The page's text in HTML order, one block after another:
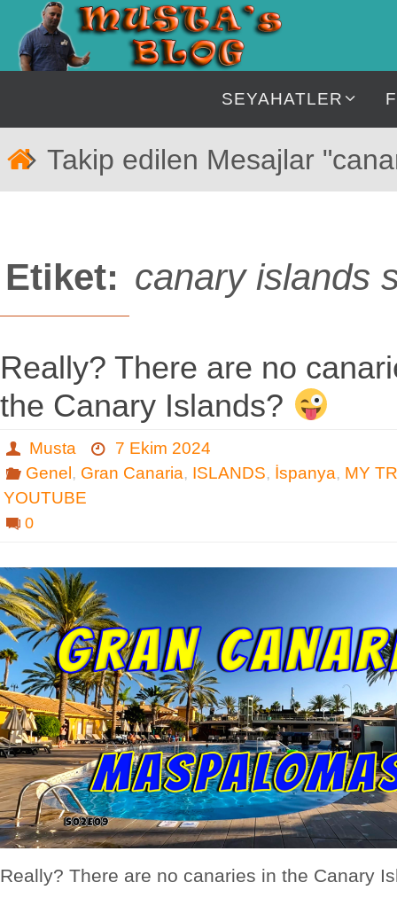
İçeriğe
geç
SEYAHATLER
Takip edilen Mesajlar
Etiket: canary islands
Really? There are no
the Canary Islands?
Musta
7 Ekim 2024
Genel , Gran Canaria, ISLANDS, İspanya, MY
YOUTUBE
0
Really? There are no canaries in the Canary